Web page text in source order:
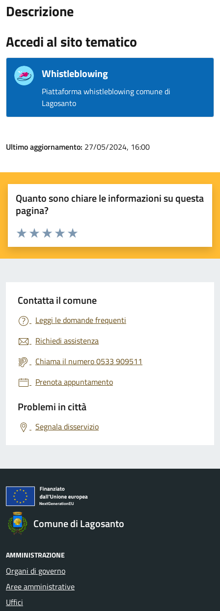
Descrizione
Accedi al sito tematico
Whistleblowing
Piattaforma whistleblowing comune di
Lagosanto
Ultimo aggiornamento: 27/05/2024, 16:00
Quanto sono chiare le informazioni su questa
pagina?
Valuta 5 stelle su 5
Valuta 4 stelle su 5
Valuta 3 stelle su 5
Valuta 2 stelle su 5
Valuta 1 stelle su 5
Contatta il comune
Leggi le domande frequenti
Richiedi assistenza
Chiama il numero 0533 909511
Prenota appuntamento
Problemi in città
Segnala disservizio
Comune di Lagosanto
AMMINISTRAZIONE
Organi di governo
Aree amministrative
Uffici